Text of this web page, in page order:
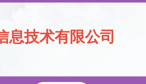
息技术有限公司